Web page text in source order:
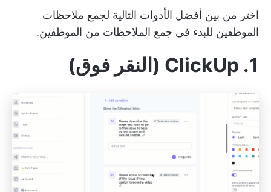
اختر من بين أفضل الأدوات التالية لجمع ملاحظات
الموظفين للبدء في جمع الملاحظات من الموظفين.
1. ClickUp (النقر فوق)